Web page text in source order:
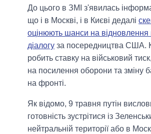
До цього в ЗМІ з'явилась
що і в Москві, і в Києві дедалі
оцінюють шанси на відновлення
діалогу за посередництва США.
робить ставку на військовий
на посилення оборони та зміну
на фронті.
Як відомо, 9 травня путін
готовність зустрітися із
нейтральній території або в